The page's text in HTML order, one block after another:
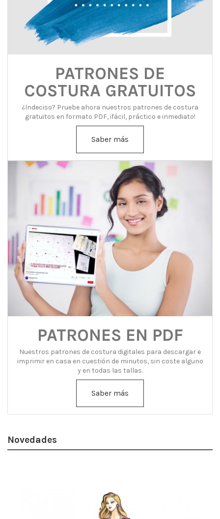
PATRONES DE
COSTURA GRATUITOS
¿Indeciso? Pruebe ahora nuestros patrones de costura
gratuitos en formato PDF, ¡fácil, práctico e inmediato!
Saber más
PATRONES EN PDF
Nuestros patrones de costura digitales para descargar e
imprimir en casa en cuestión de minutos, sin coste alguno
y en todas las tallas.
Saber más
Novedades